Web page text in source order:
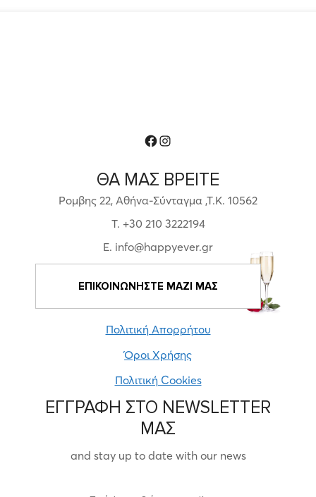
ΘΑ ΜΑΣ ΒΡΕΙΤΕ
Ρομβης 22, Αθήνα-Σύνταγμα ,Τ.Κ. 10562
T. +30 210 3222194
E. info@happyever.gr
ΕΠΙΚΟΙΝΩΝΗΣΤΕ ΜΑΖΙ ΜΑΣ
Πολιτική Απορρήτου
Όροι Χρήσης
Πολιτική Cookies
Facebook
Instagram
ΕΓΓΡΑΦΗ ΣΤΟ NEWSLETTER
ΜΑΣ
and stay up to date with our news